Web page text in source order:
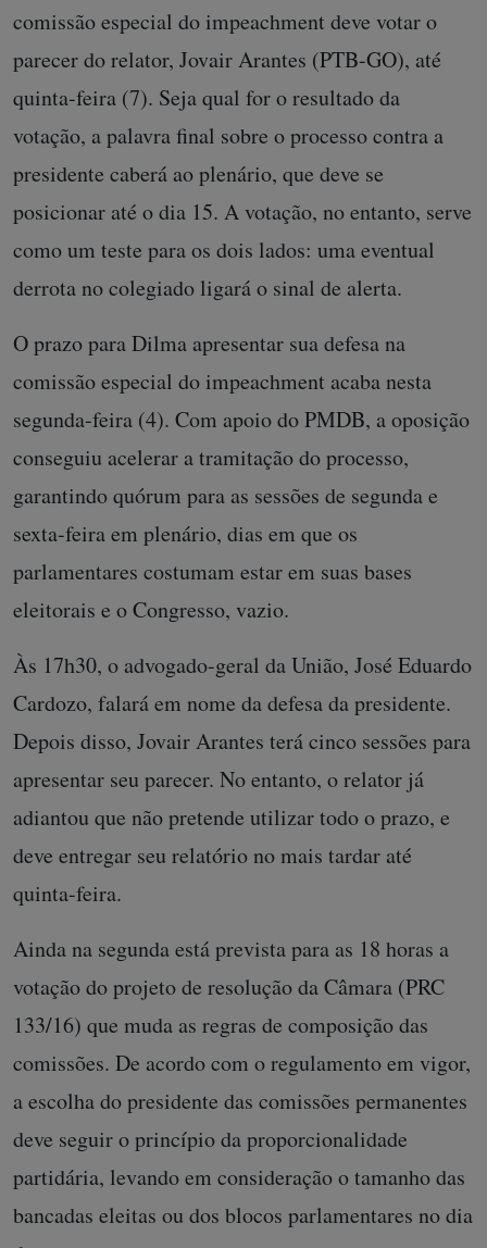
comissão especial do impeachment deve votar o
parecer do relator, Jovair Arantes (PTB-GO), até
quinta-feira (7). Seja qual for o resultado da
votação, a palavra final sobre o processo contra a
presidente caberá ao plenário, que deve se
posicionar até o dia 15. A votação, no entanto, serve
como um teste para os dois lados: uma eventual
derrota no colegiado ligará o sinal de alerta.
O prazo para Dilma apresentar sua defesa na
comissão especial do impeachment acaba nesta
segunda-feira (4). Com apoio do PMDB, a oposição
conseguiu acelerar a tramitação do processo,
garantindo quórum para as sessões de segunda e
sexta-feira em plenário, dias em que os
parlamentares costumam estar em suas bases
eleitorais e o Congresso, vazio.
Às 17h30, o advogado-geral da União, José Eduardo
Cardozo, falará em nome da defesa da presidente.
Depois disso, Jovair Arantes terá cinco sessões para
apresentar seu parecer. No entanto, o relator já
adiantou que não pretende utilizar todo o prazo, e
deve entregar seu relatório no mais tardar até
quinta-feira.
Ainda na segunda está prevista para as 18 horas a
votação do projeto de resolução da Câmara (PRC
133/16) que muda as regras de composição das
comissões. De acordo com o regulamento em vigor,
a escolha do presidente das comissões permanentes
deve seguir o princípio da proporcionalidade
partidária, levando em consideração o tamanho das
bancadas eleitas ou dos blocos parlamentares no dia